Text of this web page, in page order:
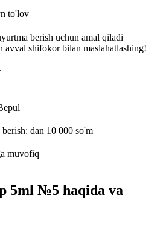
to'lov
berish uchun amal qiladi
shifokor bilan maslahatlashing!
dan 10 000 so'm
muvofiq
5ml №5 haqida va